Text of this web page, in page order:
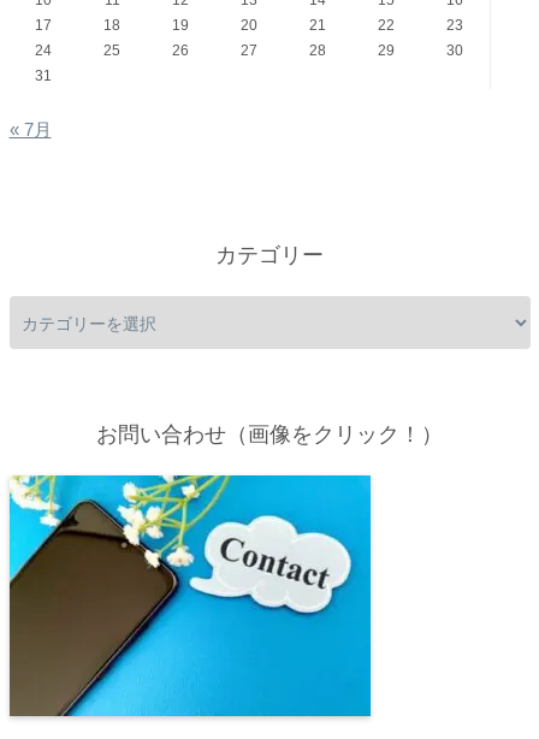
17
18 19 20 21 22
23
24
25 26 27 28 29
30
31
« 7月
カテゴリー
お問い合わせ（画像をクリック！）